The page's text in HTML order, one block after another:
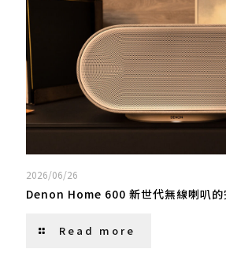
2026/06/26
Denon Home 600 新世代無線喇叭的
Read more